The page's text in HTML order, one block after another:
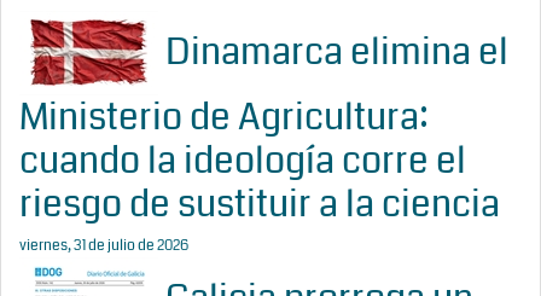
Dinamarca elimina el
Ministerio de Agricultura:
cuando la ideología corre el
riesgo de sustituir a la ciencia
viernes, 31 de julio de 2026